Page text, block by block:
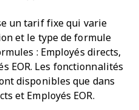
un tarif fixe qui varie
et le type de formule
: Employés directs,
EOR. Les fonctionnalités
disponibles que dans
et Employés EOR.